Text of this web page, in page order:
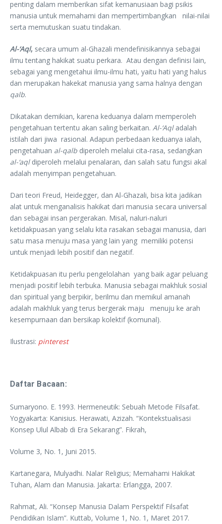
penting dalam memberikan sifat kemanusiaan bagi psikis
manusia untuk memahami dan mempertimbangkan nilai-nilai
serta memutuskan suatu tindakan.
Al-‘Aql, secara umum al-Ghazali mendefinisikannya sebagai
ilmu tentang hakikat suatu perkara. Atau dengan definisi lain,
sebagai yang mengetahui ilmu-ilmu hati, yaitu hati yang halus
dan merupakan hakekat manusia yang sama halnya dengan
qalb.
Dikatakan demikian, karena keduanya dalam memperoleh
pengetahuan tertentu akan saling berkaitan. Al-‘Aqladalah
istilah dari jiwa rasional. Adapun perbedaan keduanya ialah,
pengetahuan al-qalb diperoleh melalui cita-rasa, sedangkan
al-aqldiperoleh melalui penalaran, dan salah satu fungsi akal
adalah menyimpan pengetahuan.
Dari teori Freud, Heidegger, dan Al-Ghazali, bisa kita jadikan
alat untuk menganalisis hakikat dari manusia secara universal
dan sebagai insan pergerakan. Misal, naluri-naluri
ketidakpuasan yang selalu kita rasakan sebagai manusia, dari
satu masa menuju masa yang lain yang memiliki potensi
untuk menjadi lebih positif dan negatif.
Ketidakpuasan itu perlu pengelolahan yang baik agar peluang
menjadi positif lebih terbuka. Manusia sebagai makhluk sosial
dan spiritual yang berpikir, berilmu dan memikul amanah
adalah makhluk yang terus bergerak maju menuju ke arah
kesempurnaan dan bersikap kolektif (komunal).
Ilustrasi: pinterest
Daftar Bacaan:
Sumaryono. E. 1993. Hermeneutik: Sebuah Metode Filsafat.
Yogyakarta: Kanisius. Herawati, Azizah. “Kontekstualisasi
Konsep Ulul Albab di Era Sekarang”. Fikrah,
Volume 3, No. 1, Juni 2015.
Kartanegara, Mulyadhi. Nalar Religius; Memahami Hakikat
Tuhan, Alam dan Manusia. Jakarta: Erlangga, 2007.
Rahmat, Ali. “Konsep Manusia Dalam Perspektif Filsafat
Pendidikan Islam”. Kuttab, Volume 1, No. 1, Maret 2017.